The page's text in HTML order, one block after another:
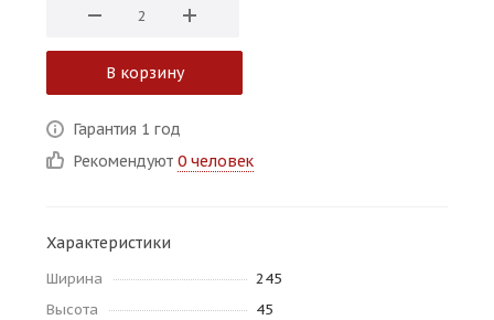
8 800 302-02-51
В корзину
Гарантия 1 год
Рекомендуют 0 человек
Характеристики
Ширина
245
Высота
45